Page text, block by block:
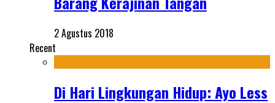
2 Agustus 2018
Recent
Di Hari Lingkungan Hidup: Ayo Less